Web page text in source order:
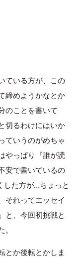
ている方が、この
締めようかなとか
のことを書いて
切るわけにはいか
ていうのがめちゃ
やっぱり『誰が読
安で書いているの
した方が…ちょっと
それってエッセイ
と、今回初挑戦と
とか後転とかしま